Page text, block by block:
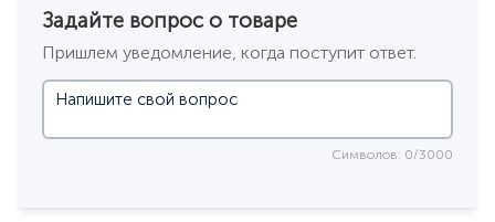
Задайте вопрос о товаре
Пришлем уведомление, когда поступит ответ.
Символов: 0/3000